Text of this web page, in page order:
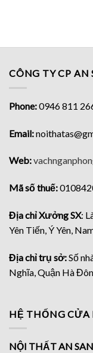
CÔNG TY CP
Phone:0946 811
Email:
Web:
Mã số thuế:
Địa chỉ Xưởng SX:
Yên Tiến, Ý Yên,
Địa chỉ trụ sở:Số
Nghĩa, Quận Hà
HỆ THỐNG CỬA
NỘI THẤT AN